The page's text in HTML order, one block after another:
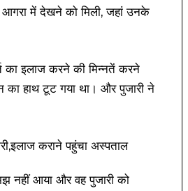
में देखने को मिली, जहां उनके
का इलाज करने की मिन्नतें करने
का हाथ टूट गया था। और पुजारी ने
नहीं आया और वह पुजारी को